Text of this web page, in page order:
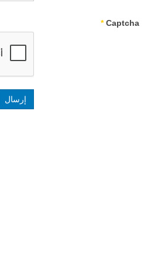
Captcha
*
إرسال